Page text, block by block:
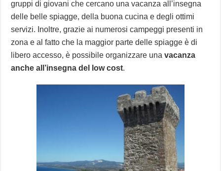
gruppi di giovani che cercano una vacanza all’insegna
delle belle spiagge, della buona cucina e degli ottimi
servizi. Inoltre, grazie ai numerosi campeggi presenti in
zona e al fatto che la maggior parte delle spiagge è di
libero accesso, è possibile organizzare unavacanza
anche all’insegna del low cost.